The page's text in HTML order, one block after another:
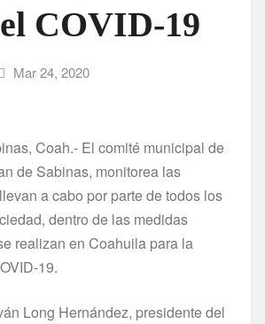
COVID-19
Mar 24, 2020
Coah.- El comité municipal de
de Sabinas, monitorea las
a cabo por parte de todos los
dentro de las medidas
realizan en Coahuila para la
19.
Long Hernández, presidente del